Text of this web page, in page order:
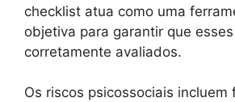
checklist atua como uma
objetiva para garantir que
corretamente avaliados.
Os riscos psicossociais incluem